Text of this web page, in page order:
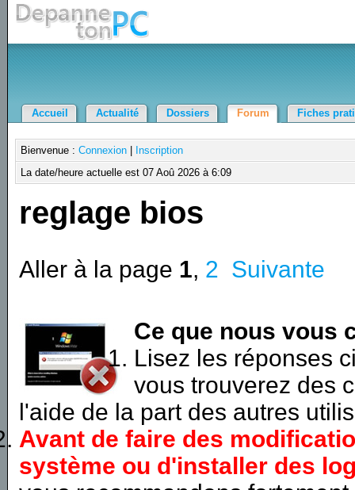
Accueil Actualité Dossiers Forum Fiches
Bienvenue :Connexion
Inscription
La date/heure actuelle est 07 Aoû 2026 à 6:09
reglage bios
Aller à la page 1, 2 Suivante
Ce que nous vous
Lisez les réponses
vous trouverez des
l'aide de la part des autres
Avant de faire des
système ou d'installer des